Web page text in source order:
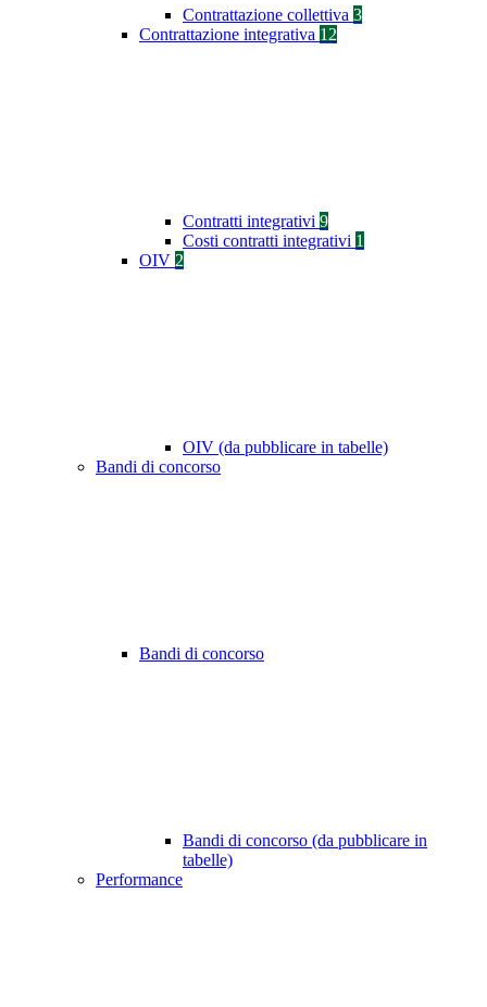
Contrattazione collettiva 3
Contrattazione integrativa 12
Contratti integrativi 9
Costi contratti integrativi 1
OIV 2
OIV (da pubblicare in tabelle)
Bandi di concorso
Bandi di concorso
Bandi di concorso (da pubblicare in
tabelle)
Performance